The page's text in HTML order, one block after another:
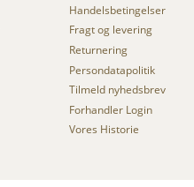
Handelsbetingelser
Fragt og levering
Returnering
Persondatapolitik
Tilmeld nyhedsbrev
Forhandler Login
Vores Historie